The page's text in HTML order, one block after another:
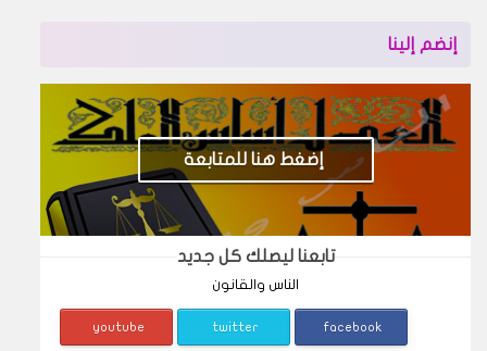
إنضم إلينا
إضغط هنا للمتابعة
تابعنا ليصلك كل جديد
الناس والقانون
facebook
twitter
youtube